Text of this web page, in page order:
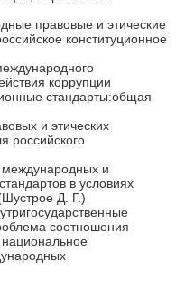
правовые и этические
конституционное
коррупции
стандарты:общая
и этических
российского
международных и
в условиях
Д. Г.)
соотношения